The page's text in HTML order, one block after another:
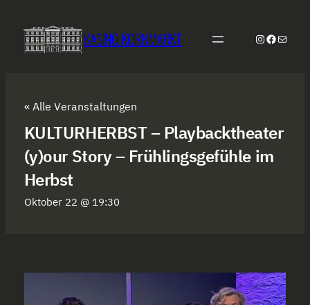
KASINO KORNMARKT Instagram
E-Mail
« Alle Veranstaltungen
KULTURHERBST – Playbacktheater
(y)our Story – Frühlingsgefühle im
Herbst
Oktober 22 @ 19:30